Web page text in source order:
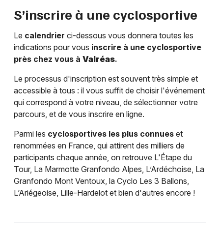
S’inscrire à une cyclosportive
Le calendrier ci-dessous vous donnera toutes les
indications pour vous inscrire à une cyclosportive
près chez vous à Valréas.
Le processus d'inscription est souvent très simple et
accessible à tous : il vous suffit de choisir l'événement
qui correspond à votre niveau, de sélectionner votre
parcours, et de vous inscrire en ligne.
Parmi les cyclosportives les plus connues et
renommées en France, qui attirent des milliers de
participants chaque année, on retrouve L'Étape du
Tour, La Marmotte Granfondo Alpes, L’Ardéchoise, La
Granfondo Mont Ventoux, la Cyclo Les 3 Ballons,
L’Ariégeoise, Lille-Hardelot et bien d'autres encore !